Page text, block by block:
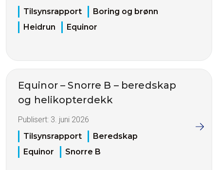
Tilsynsrapport
Boring og brønn
Heidrun
Equinor
Equinor – Snorre B – beredskap
og helikopterdekk
Publisert: 3. juni 2026
Tilsynsrapport
Beredskap
Equinor
Snorre B